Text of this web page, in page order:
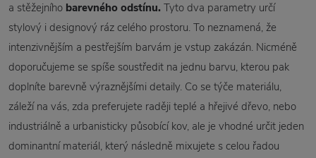
a stěžejního barevného odstínu. Tyto dva parametry určí
stylový i designový ráz celého prostoru. To neznamená, že
intenzivnějším a pestřejším barvám je vstup zakázán. Nicméně
doporučujeme se spíše soustředit na jednu barvu, kterou pak
doplníte barevně výraznějšími detaily. Co se týče materiálu,
záleží na vás, zda preferujete raději teplé a hřejivé dřevo, nebo
industriálně a urbanisticky působící kov, ale je vhodné určit jeden
dominantní materiál, který následně mixujete s celou řadou